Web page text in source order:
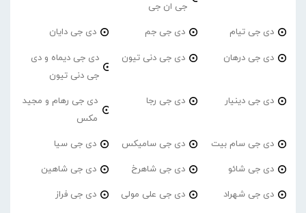
جی ان جی
دی جی تیام دی جی جم دی جی دایان
دی جی درهان دی جی دنی تیون
دی جی دیماه و دی
جی دنی تیون
دی جی دینیار دی جی رجا
دی جی رهام و مجید
مکس
دی جی سام بیت دی جی سامیکس دی جی سیا
دی جی شائو دی جی شاهرخ دی جی شاهین
دی جی شهراد دی جی علی مولی دی جی فراز